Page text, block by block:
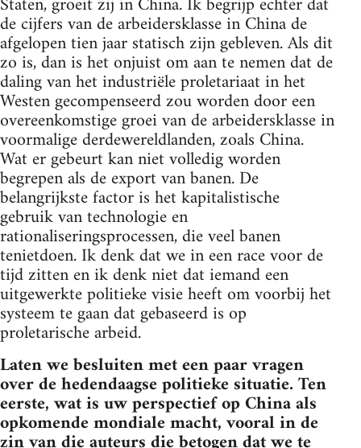
de cijfers van de arbeidersklasse in China de
afgelopen tien jaar statisch zijn gebleven. Als dit
zo is, dan is het onjuist om aan te nemen dat de
daling van het industriële proletariaat in het
Westen gecompenseerd zou worden door een
overeenkomstige groei van de arbeidersklasse in
voormalige derdewereldlanden, zoals China.
Wat er gebeurt kan niet volledig worden
begrepen als de export van banen. De
belangrijkste factor is het kapitalistische
gebruik van technologie en
rationaliseringsprocessen, die veel banen
tenietdoen. Ik denk dat we in een race voor de
tijd zitten en ik denk niet dat iemand een
uitgewerkte politieke visie heeft om voorbij het
systeem te gaan dat gebaseerd is op
proletarische arbeid.
Laten we besluiten met een paar vragen
over de hedendaagse politieke situatie. Ten
eerste, wat is uw perspectief op China als
opkomende mondiale macht, vooral in de